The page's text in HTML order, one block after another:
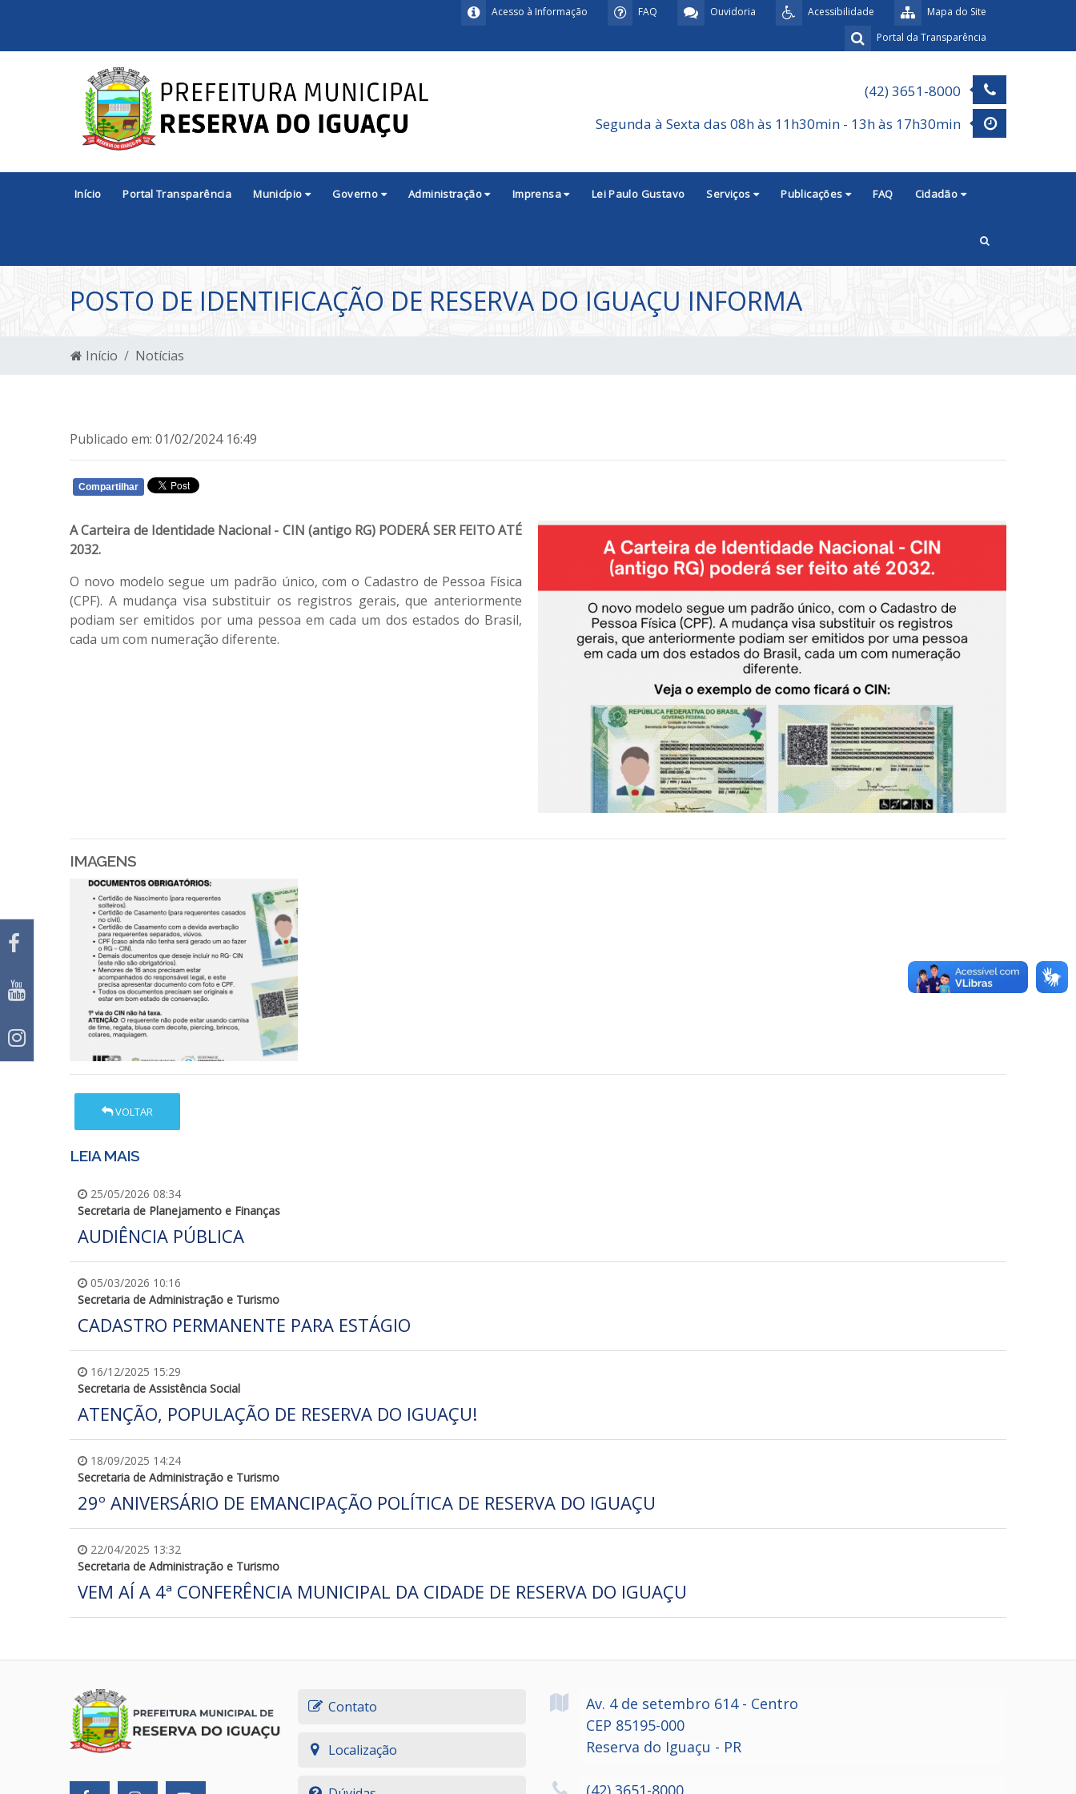
Mapa do Site
Acessibilidade
Ouvidoria
FAQ
Acesso à Informação
Portal da Transparência
(42) 3651-8000
Segunda à Sexta das 08h às 11h30min - 13h às 17h30min
Início Portal Transparência Município Governo Administração Imprensa Lei Paulo Gustavo Serviços Publicações FAQ Cidadão
POSTO DE IDENTIFICAÇÃO DE RESERVA DO IGUAÇU INFORMA
Início Notícias
Publicado em: 01/02/2024 16:49
Compartilhar
A Carteira de Identidade Nacional - CIN (antigo RG) PODERÁ SER FEITO ATÉ
2032.
O novo modelo segue um padrão único, com o Cadastro de Pessoa Física
(CPF). A mudança visa substituir os registros gerais, que anteriormente
podiam ser emitidos por uma pessoa em cada um dos estados do Brasil,
cada um com numeração diferente.
IMAGENS
VOLTAR
LEIA MAIS
25/05/2026 08:34
Secretaria de Planejamento e Finanças
AUDIÊNCIA PÚBLICA
05/03/2026 10:16
Secretaria de Administração e Turismo
CADASTRO PERMANENTE PARA ESTÁGIO
16/12/2025 15:29
Secretaria de Assistência Social
ATENÇÃO, POPULAÇÃO DE RESERVA DO IGUAÇU!
18/09/2025 14:24
Secretaria de Administração e Turismo
29º ANIVERSÁRIO DE EMANCIPAÇÃO POLÍTICA DE RESERVA DO IGUAÇU
22/04/2025 13:32
Secretaria de Administração e Turismo
VEM AÍ A 4ª CONFERÊNCIA MUNICIPAL DA CIDADE DE RESERVA DO IGUAÇU
Contato
Localização
Av. 4 de setembro 614 - Centro
CEP 85195-000
Reserva do Iguaçu - PR
(42) 3651-8000